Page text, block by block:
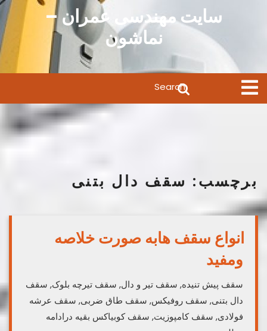
سایت مهندسی عمران –
نماشون
Open
Menu
for:
برچسب: سقف دال بتنی
انواع سقف هابه صورت خلاصه
ومفید
سقف پیش تنیده, سقف تیر و دال, سقف تیرچه بلوک, سقف
دال بتنی, سقف روفیکس, سقف طاق ضربی, سقف عرشه
فولادی, سقف کامپوزیت, سقف کوبیاکس بقیه درادامه